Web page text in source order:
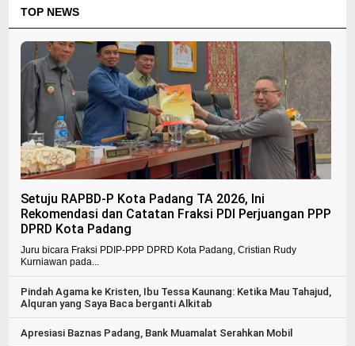
TOP NEWS
Setuju RAPBD-P Kota Padang TA 2026, Ini
Rekomendasi dan Catatan Fraksi PDI Perjuangan PPP
DPRD Kota Padang
Juru bicara Fraksi PDIP-PPP DPRD Kota Padang, Cristian Rudy
Kurniawan pada...
Pindah Agama ke Kristen, Ibu Tessa Kaunang: Ketika Mau Tahajud,
Alquran yang Saya Baca berganti Alkitab
Apresiasi Baznas Padang, Bank Muamalat Serahkan Mobil